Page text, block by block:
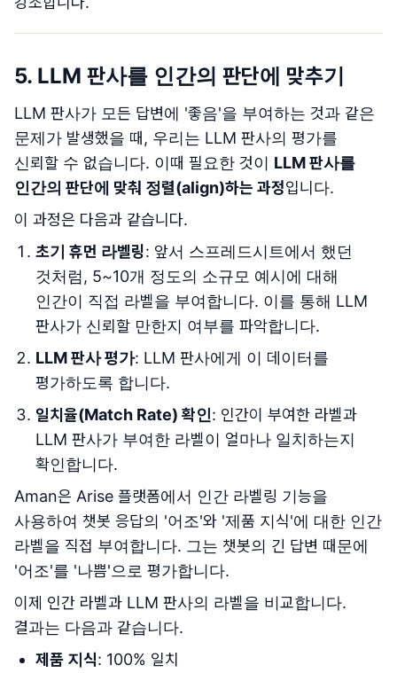
5. LLM 판사를 인간의 판단에 맞추기
LLM 판사가 모든 답변에 '좋음'을 부여하는 것과 같은
문제가 발생했을 때, 우리는 LLM 판사의 평가를
신뢰할 수 없습니다. 이때 필요한 것이 LLM 판사를
인간의 판단에 맞춰 정렬(align)하는 과정입니다.
이 과정은 다음과 같습니다.
초기 휴먼 라벨링: 앞서 스프레드시트에서 했던
것처럼, 5~10개 정도의 소규모 예시에 대해
인간이 직접 라벨을 부여합니다. 이를 통해 LLM
판사가 신뢰할 만한지 여부를 파악합니다.
LLM 판사 평가: LLM 판사에게 이 데이터를
평가하도록 합니다.
일치율(Match Rate) 확인: 인간이 부여한 라벨과
LLM 판사가 부여한 라벨이 얼마나 일치하는지
확인합니다.
Aman은 Arise 플랫폼에서 인간 라벨링 기능을
사용하여 챗봇 응답의 '어조'와 '제품 지식'에 대한 인간
라벨을 직접 부여합니다. 그는 챗봇의 긴 답변 때문에
'어조'를 '나쁨'으로 평가합니다.
이제 인간 라벨과 LLM 판사의 라벨을 비교합니다.
결과는 다음과 같습니다.
제품 지식: 100% 일치